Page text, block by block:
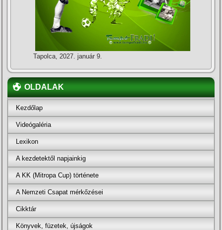
Tapolca, 2027. január 9.
OLDALAK
Kezdőlap
Videógaléria
Lexikon
A kezdetektől napjainkig
A KK (Mitropa Cup) története
A Nemzeti Csapat mérkőzései
Cikktár
Könyvek, füzetek, újságok